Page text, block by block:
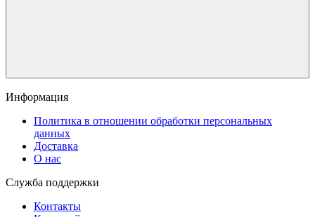
Информация
Политика в отношении обработки персональных
данных
Доставка
О нас
Служба поддержки
Контакты